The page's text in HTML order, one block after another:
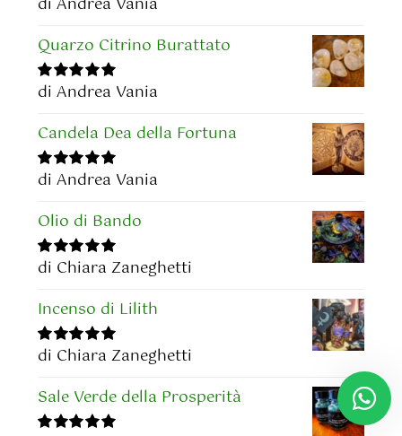
Valutato5su
Quarzo Citrino Burattato
Valutato5su
di Andrea Vania
Candela Dea della Fortuna
Valutato5su
di Andrea Vania
Olio di Bando
Valutato5su
di Chiara Zaneghetti
Incenso di Lilith
Valutato5su
di Chiara Zaneghetti
Sale Verde della Prosperità